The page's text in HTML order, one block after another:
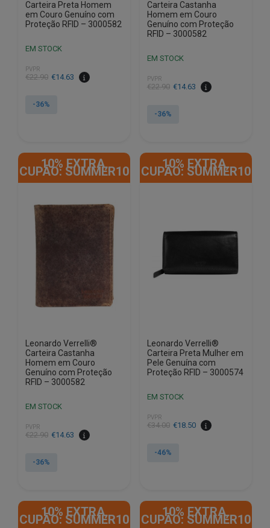
Carteira Preta Homem
em Couro Genuíno com
Proteção RFID – 3000582
EM STOCK
PVPR
€22.90
O
original
€14.63
O
atual
-36%
Carteira Castanha
Homem em Couro
Genuíno com Proteção
RFID – 3000582
EM STOCK
PVPR
€22.90
O
original
€14.63
O
atual
-36%
10% EXTRA,
CUPÃO: SUMMER10
Leonardo Verrelli®
Carteira Castanha
Homem em Couro
Genuíno com Proteção
RFID – 3000582
EM STOCK
PVPR
€22.90
O
original
€14.63
O
atual
-36%
10% EXTRA,
CUPÃO: SUMMER10
Leonardo Verrelli®
Carteira Preta Mulher em
Pele Genuína com
Proteção RFID – 3000574
EM STOCK
PVPR
€34.00
O
original
€18.50
O
atual
-46%
10% EXTRA,
CUPÃO: SUMMER10
10% EXTRA,
CUPÃO: SUMMER10